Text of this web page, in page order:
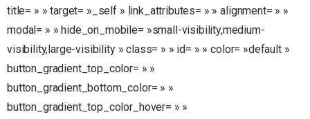
title= » » target= »_self » link_attributes= » » alignment= » »
modal= » » hide_on_mobile= »small-visibility,medium-
visibility,large-visibility » class= » » id= » » color= »default »
button_gradient_top_color= » »
button_gradient_bottom_color= » »
button_gradient_top_color_hover= » »